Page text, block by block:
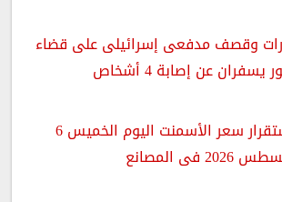
وقصف مدفعى إسرائيلى على قضاء
يسفران عن إصابة 4 أشخاص
استقرار سعر الأسمنت اليوم الخميس 6
فى المصانع